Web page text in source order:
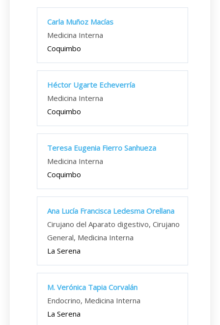
Carla Muñoz Macías
Medicina Interna
Coquimbo
Héctor Ugarte Echeverría
Medicina Interna
Coquimbo
Teresa Eugenia Fierro Sanhueza
Medicina Interna
Coquimbo
Ana Lucía Francisca Ledesma Orellana
Cirujano del Aparato digestivo, Cirujano
General, Medicina Interna
La Serena
M. Verónica Tapia Corvalán
Endocrino, Medicina Interna
La Serena